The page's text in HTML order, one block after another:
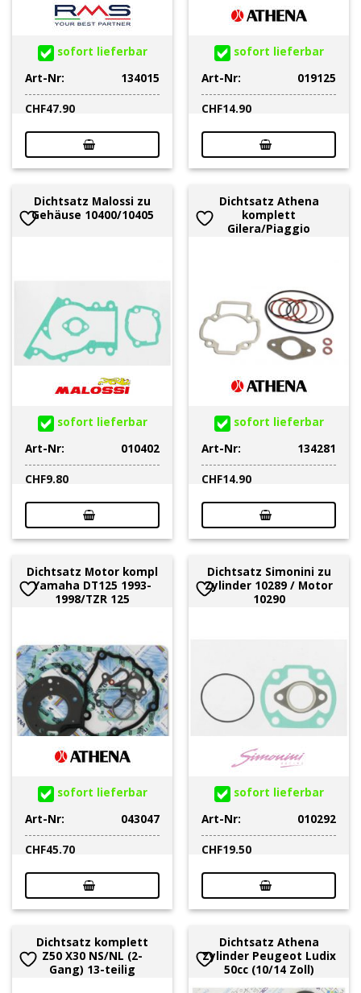
sofort lieferbar
Art-Nr:
134015
CHF47.90
sofort lieferbar
Art-Nr:
019125
CHF14.90
Dichtsatz Malossi zu
Gehäuse 10400/10405
sofort lieferbar
Art-Nr:
010402
CHF9.80
Dichtsatz Athena
komplett
Gilera/Piaggio
sofort lieferbar
Art-Nr:
134281
CHF14.90
Dichtsatz Motor kompl
Yamaha DT125 1993-
1998/TZR 125
sofort lieferbar
Art-Nr:
043047
CHF45.70
Dichtsatz Simonini zu
Zylinder 10289 / Motor
10290
sofort lieferbar
Art-Nr:
010292
CHF19.50
Dichtsatz komplett
Z50 X30 NS/NL (2-
Gang) 13-teilig
Dichtsatz Athena
Zylinder Peugeot Ludix
50cc (10/14 Zoll)